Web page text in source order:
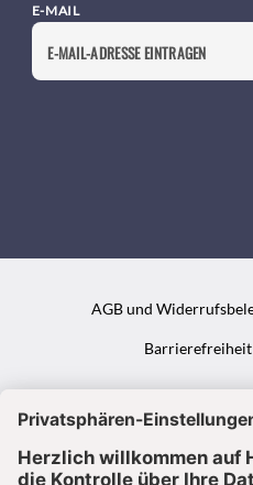
E-MAIL
AGB und
Barrierefreiheit
VERTRAG WIDERRUFEN